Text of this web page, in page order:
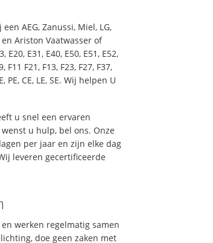
AEG, Zanussi, Miel, LG,
Ariston Vaatwasser of
E20, E31, E40, E50, E51, E52,
F11 F21, F13, F23, F27, F37,
PE, CE, LE, SE. Wij helpen U
u snel een ervaren
u hulp, bel ons. Onze
per jaar en zijn elke dag
leveren gecertificeerde
werken regelmatig samen
doe geen zaken met